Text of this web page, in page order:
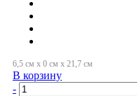
В корзину
-